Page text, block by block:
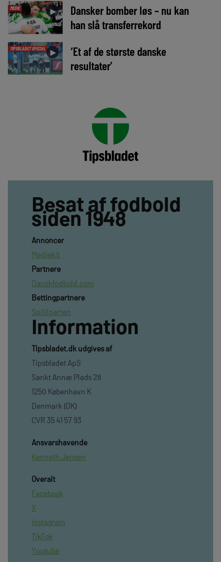
MEDIE ►
Dansker bomber løs – nu kan
han slå transferrekord
TIPSBLADET SPECIAL ►
‘Et af de største danske
resultater’
Besat af fodbold
siden 1948
Annoncer
Mediekit
Partnere
Danskfodbold.com
Bettingpartnere
SpilXperten
Information
TIpsbladet.dk udgives af
Tipsbladet ApS
Sankt Annæ Plads 28
1250 København K
Denmark (DK)
CVR 35 41 57 93
Ansvarshavende
Kenneth Jensen
Overalt
Facebook
X
Instagram
TikTok
Youtube